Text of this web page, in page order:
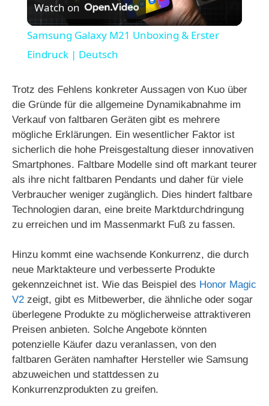
l
y
V
i
d
o
Watch on
Samsung Galaxy M21 Unboxing & Erster
Eindruck | Deutsch
Trotz des Fehlens konkreter Aussagen von Kuo über
die Gründe für die allgemeine Dynamikabnahme im
Verkauf von faltbaren Geräten gibt es mehrere
mögliche Erklärungen. Ein wesentlicher Faktor ist
sicherlich die hohe Preisgestaltung dieser innovativen
Smartphones. Faltbare Modelle sind oft markant teurer
als ihre nicht faltbaren Pendants und daher für viele
Verbraucher weniger zugänglich. Dies hindert faltbare
Technologien daran, eine breite Marktdurchdringung
zu erreichen und im Massenmarkt Fuß zu fassen.
Hinzu kommt eine wachsende Konkurrenz, die durch
neue Marktakteure und verbesserte Produkte
gekennzeichnet ist. Wie das Beispiel des Honor Magic
V2 zeigt, gibt es Mitbewerber, die ähnliche oder sogar
überlegene Produkte zu möglicherweise attraktiveren
Preisen anbieten. Solche Angebote könnten
potenzielle Käufer dazu veranlassen, von den
faltbaren Geräten namhafter Hersteller wie Samsung
abzuweichen und stattdessen zu
Konkurrenzprodukten zu greifen.